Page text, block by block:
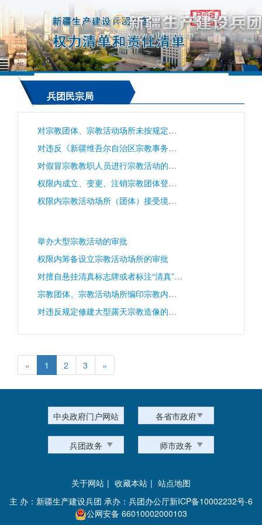
兵团民宗局
对宗教团体、宗教活动场所未按规定办理变更登记或备案手续；未建立有关管理制度或管理制度不符合要求；宗教活动场所内发生重大事故、重大事件未及时报告；违背宗教的独立自主自办原则；违反国家有关规定接受境内外捐赠；拒不接受登记管理机关依法实施的监督管理的处罚
对违反《新疆维吾尔自治区宗教事务条例》相关规定的处罚
对假冒宗教教职人员进行宗教活动的处罚
权限内成立、变更、注销宗教团体登记的审核
权限内宗教活动场所（团体）接受境外宗教组织和个人的捐赠的审核
举办大型宗教活动的审批
权限内筹备设立宗教活动场所的审批
对擅自悬挂清真标志牌或者标注“清真”字样从事生产经营的处罚
宗教团体、宗教活动场所编印宗教内部资料性出版物、印刷宗教物品的审批
对违反规定修建大型露天宗教造像的处罚
« 1 2 3 »
中央政府门户网站 各省市政府
兵团政务 师市政务
关于网站 | 收藏本站 | 站点地图
主 办：新疆生产建设兵团 承办：兵团办公厅新ICP备10002232号-6
公网安备 66010002000103